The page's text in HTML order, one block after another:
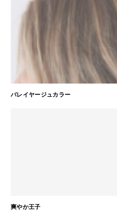
バレイヤージュカラー
爽やか王子